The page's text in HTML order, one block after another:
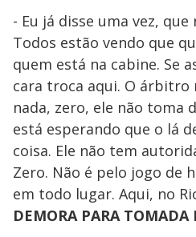
- Eu já disse uma vez,
Todos estão vendo que
quem está na cabine. Se
cara troca aqui. O árbitro
nada, zero, ele não toma
está esperando que o lá
coisa. Ele não tem
Zero. Não é pelo jogo de
em todo lugar. Aqui, no
DEMORA PARA TOMADA